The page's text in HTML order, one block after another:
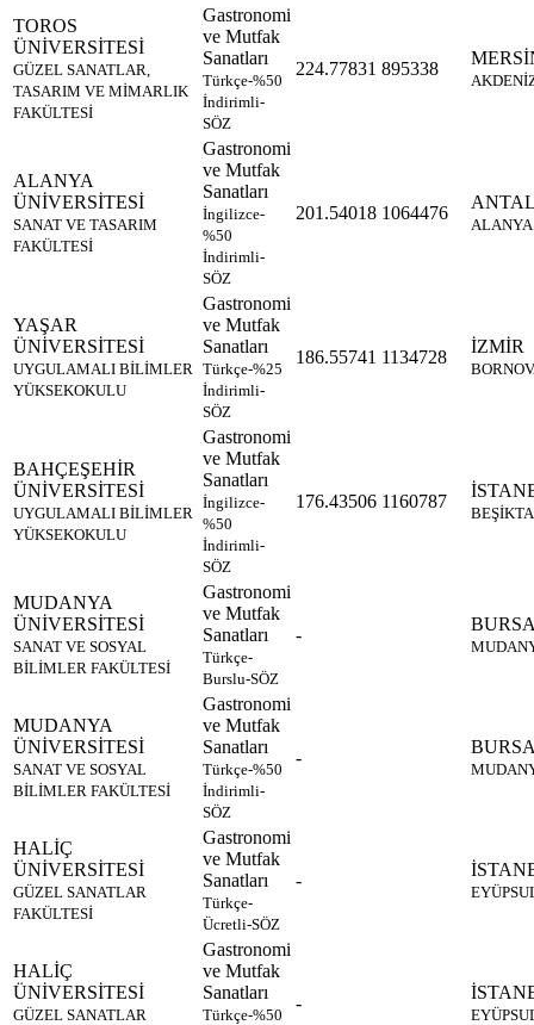
TOROS
ÜNİVERSİTESİ
GÜZEL SANATLAR,
TASARIM VE MİMARLIK
FAKÜLTESİ
Gastronomi
ve Mutfak
Sanatları
Türkçe-%50
İndirimli-
SÖZ
224.77831 895338
ALANYA
ÜNİVERSİTESİ
SANAT VE TASARIM
FAKÜLTESİ
Gastronomi
ve Mutfak
Sanatları
İngilizce-
%50
İndirimli-
SÖZ
201.54018 1064476
ALANYA
YAŞAR
ÜNİVERSİTESİ
UYGULAMALI BİLİMLER
YÜKSEKOKULU
Gastronomi
ve Mutfak
Sanatları
Türkçe-%25
İndirimli-
SÖZ
186.55741 1134728
İZMİR
BAHÇEŞEHİR
ÜNİVERSİTESİ
UYGULAMALI BİLİMLER
YÜKSEKOKULU
Gastronomi
ve Mutfak
Sanatları
İngilizce-
%50
İndirimli-
SÖZ
176.43506 1160787
MUDANYA
ÜNİVERSİTESİ
SANAT VE SOSYAL
BİLİMLER FAKÜLTESİ
Gastronomi
ve Mutfak
Sanatları
Türkçe-
Burslu-SÖZ
-
MUDANYA
ÜNİVERSİTESİ
SANAT VE SOSYAL
BİLİMLER FAKÜLTESİ
Gastronomi
ve Mutfak
Sanatları
Türkçe-%50
İndirimli-
SÖZ
-
HALİÇ
ÜNİVERSİTESİ
GÜZEL SANATLAR
FAKÜLTESİ
Gastronomi
ve Mutfak
Sanatları
Türkçe-
Ücretli-SÖZ
-
HALİÇ
ÜNİVERSİTESİ
GÜZEL SANATLAR
Gastronomi
ve Mutfak
Sanatları
Türkçe-%50
-